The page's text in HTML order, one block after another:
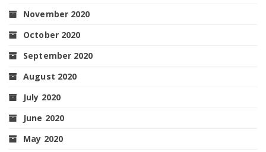
November 2020
October 2020
September 2020
August 2020
July 2020
June 2020
May 2020